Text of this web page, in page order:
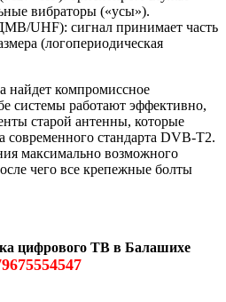
вибраторы («усы»).
UHF): сигнал принимает часть
(логопериодическая
найдет компромиссное
системы работают эффективно,
старой антенны, которые
современного стандарта DVB-T2.
максимально возможного
чего все крепежные болты
цифрового ТВ в Балашихе